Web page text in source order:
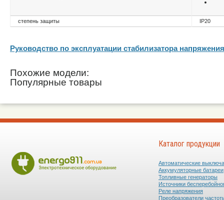
степень защиты IP20
Руководство по эксплуатации стабилизатора
Похожие модели:
Популярные товары
Каталог продукции
Автоматические
Аккумуляторные батареи
Топливные генераторы
Источники
Реле напряжения
Преобразователи